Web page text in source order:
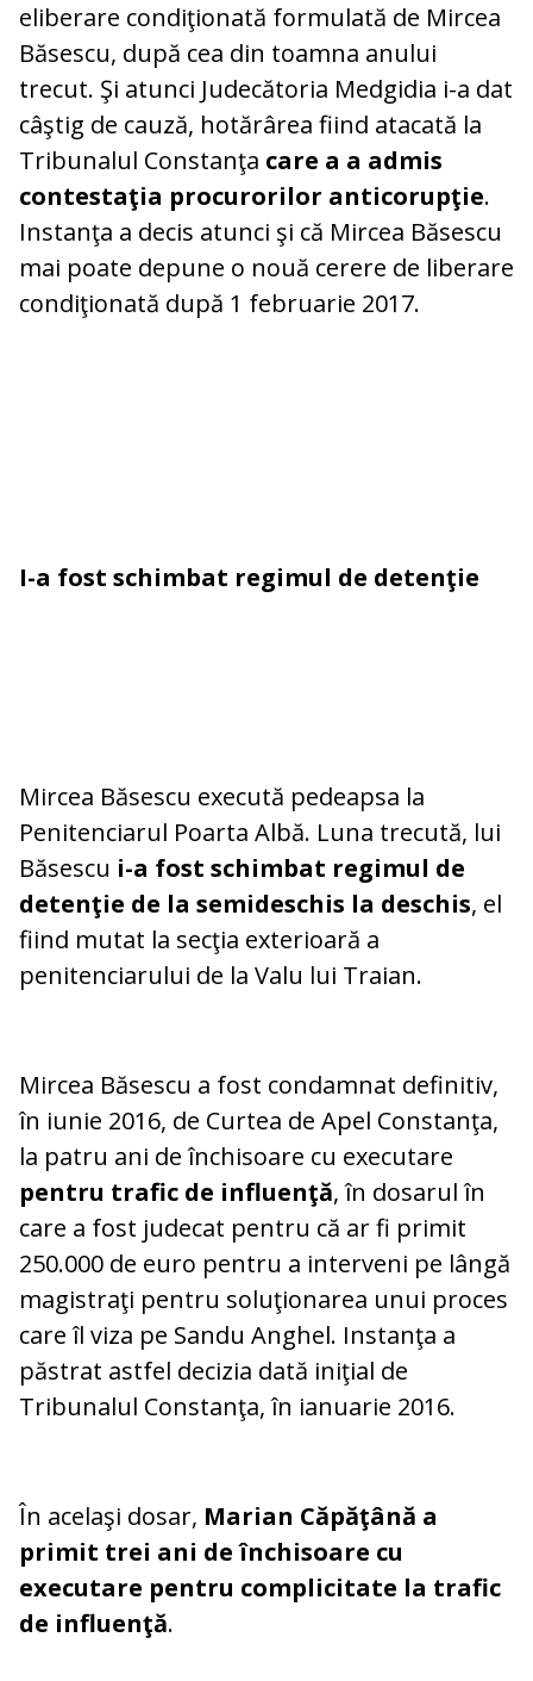
eliberare condiţionată formulată de Mircea
Băsescu, după cea din toamna anului
trecut. Şi atunci Judecătoria Medgidia i-a dat
câştig de cauză, hotărârea fiind atacată la
Tribunalul Constanţa care a a admis
contestaţia procurorilor anticorupţie.
Instanţa a decis atunci şi că Mircea Băsescu
mai poate depune o nouă cerere de liberare
condiţionată după 1 februarie 2017.
I-a fost schimbat regimul de detenţie
Mircea Băsescu execută pedeapsa la
Penitenciarul Poarta Albă. Luna trecută, lui
Băsescu i-a fost schimbat regimul de
detenţie de la semideschis la deschis, el
fiind mutat la secţia exterioară a
penitenciarului de la Valu lui Traian.
Mircea Băsescu a fost condamnat definitiv,
în iunie 2016, de Curtea de Apel Constanţa,
la patru ani de închisoare cu executare
pentru trafic de influenţă, în dosarul în
care a fost judecat pentru că ar fi primit
250.000 de euro pentru a interveni pe lângă
magistraţi pentru soluţionarea unui proces
care îl viza pe Sandu Anghel. Instanţa a
păstrat astfel decizia dată iniţial de
Tribunalul Constanţa, în ianuarie 2016.
În acelaşi dosar, Marian Căpăţână a
primit trei ani de închisoare cu
executare pentru complicitate la trafic
de influenţă.